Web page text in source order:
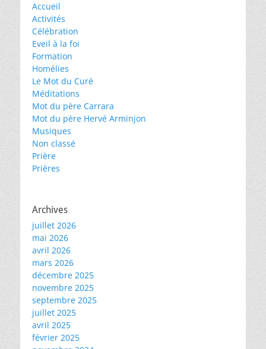
Accueil
Activités
Célébration
Eveil à la foi
Formation
Homélies
Le Mot du Curé
Méditations
Mot du père Carrara
Mot du père Hervé Arminjon
Musiques
Non classé
Prière
Prières
Archives
juillet 2026
mai 2026
avril 2026
mars 2026
décembre 2025
novembre 2025
septembre 2025
juillet 2025
avril 2025
février 2025